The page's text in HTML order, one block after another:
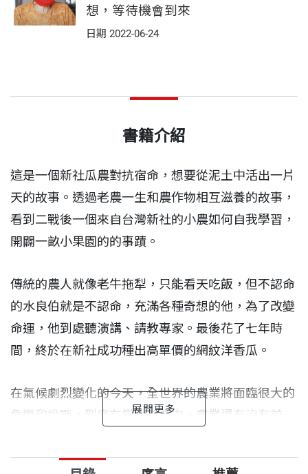
想，等待機會到來
日期 2022-06-24
書籍介紹
這是一個新社瓜農對抗宿命，想要從泥土中活出一片
天的故事。透過老農一生和農作物相互滋養的故事，
看到二戰後一個來自台灣新社的小農如何自我學習，
開闢一畝小果園的的事蹟。
傳統的農人就像老牛拖犁，只能看天吃飯，但不認命
的水良伯就是不認命，充滿各種奇想的他，為了改變
命運，他到處聽演講、請教專家。最後花了七年時
間，終於在新社成功種出高單價的網紋洋香瓜。
在氣候劇烈變化的今天，全世界的農業將面臨很大的
危機和挑戰，到底在當今社會中，農業還有沒有前
從？透過水良伯的心路歷程，帶我們實際進入一個老